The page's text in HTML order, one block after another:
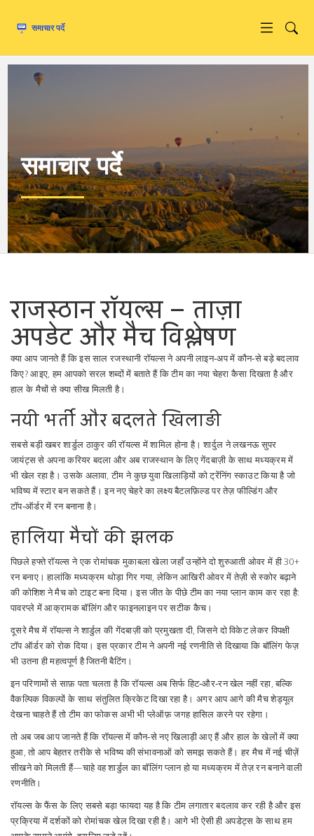
समाचार पर्दे
राजस्ठान रॉयल्स – ताज़ा
अपडेट और मैच विश्लेषण
क्या आप जानते हैं कि इस साल रजस्थानी रॉयल्स ने अपनी लाइन‑अप में कौन‑से बड़े बदलाव
किए? आइए, हम आपको सरल शब्दों में बताते हैं कि टीम का नया चेहरा कैसा दिखता है और
हाल के मैचों से क्या सीख मिलती है।
नयी भर्ती और बदलते खिलाड़ी
सबसे बड़ी खबर शार्डुल ठाकुर की रॉयल्स में शामिल होना है। शार्दुल ने लखनऊ सुपर
जायंट्स से अपना करियर बदला और अब राजस्थान के लिए गेंदबाज़ी के साथ मध्यक्रम में
भी खेल रहा है। उसके अलावा, टीम ने कुछ युवा खिलाड़ियों को ट्रेंनिंग स्काउट किया है जो
भविष्य में स्टार बन सकते हैं। इन नए चेहरे का लक्ष्य बैटलफ़िल्ड पर तेज़ फील्डिंग और
टॉप‑ऑर्डर में रन बनाना है।
हालिया मैचों की झलक
पिछले हफ्ते रॉयल्स ने एक रोमांचक मुकाबला खेला जहाँ उन्होंने दो शुरुआती ओवर में ही 30+
रन बनाए। हालांकि मध्यक्रम थोड़ा गिर गया, लेकिन आखिरी ओवर में तेज़ी से स्कोर बढ़ाने
की कोशिश ने मैच को टाइट बना दिया। इस जीत के पीछे टीम का नया प्लान काम कर रहा है:
पावरप्ले में आक्रामक बॉलिंग और फाइनलाइन पर सटीक कैच।
दूसरे मैच में रॉयल्स ने शार्डुल की गेंदबाज़ी को प्रमुखता दी, जिसने दो विकेट लेकर विपक्षी
टॉप ऑर्डर को रोक दिया। इस प्रकार टीम ने अपनी नई रणनीति से दिखाया कि बॉलिंग फेज़
भी उतना ही महत्वपूर्ण है जितनी बैटिंग।
इन परिणामों से साफ़ पता चलता है कि रॉयल्स अब सिर्फ हिट‑और‑रन खेल नहीं रहा, बल्कि
वैकल्पिक विकल्पों के साथ संतुलित क्रिकेट दिखा रहा है। अगर आप आगे की मैच शेड्यूल
देखना चाहते हैं तो टीम का फोकस अभी भी प्लेऑफ़ जगह हासिल करने पर रहेगा।
तो अब जब आप जानते हैं कि रॉयल्स में कौन‑से नए खिलाड़ी आए हैं और हाल के खेलों में क्या
हुआ, तो आप बेहतर तरीके से भविष्य की संभावनाओं को समझ सकते हैं। हर मैच में नई चीज़ें
सीखने को मिलती हैं—चाहे वह शार्डुल का बॉलिंग प्लान हो या मध्यक्रम में तेज़ रन बनाने वाली
रणनीति।
रॉयल्स के फैंस के लिए सबसे बड़ा फायदा यह है कि टीम लगातार बदलाव कर रही है और इस
प्रक्रिया में दर्शकों को रोमांचक खेल दिखा रही है। आगे भी ऐसी ही अपडेट्स के साथ हम